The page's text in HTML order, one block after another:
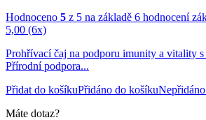
Hodnoceno 5 z 5 na základě 6 hodnocení
5,00 (6x)
Prohřívací čaj na podporu imunity a vitality
Přírodní podpora...
Přidat do košíkuPřidáno do košíku
Máte dotaz?